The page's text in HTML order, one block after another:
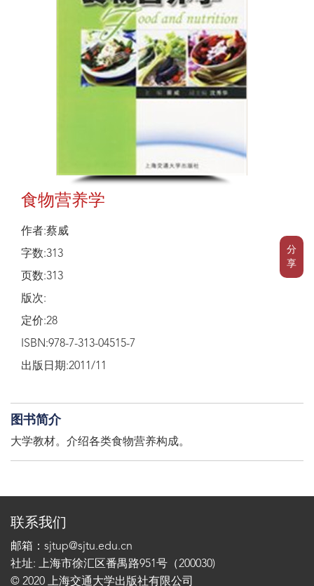
分
享
食物营养学
作者:蔡威
字数:313
页数:313
版次:
定价:28
ISBN:978-7-313-04515-7
出版日期:2011/11
图书简介
大学教材。介绍各类食物营养构成。
联系我们
邮箱：sjtup@sjtu.edu.cn
社址: 上海市徐汇区番禺路951号（200030)
© 2020 上海交通大学出版社有限公司